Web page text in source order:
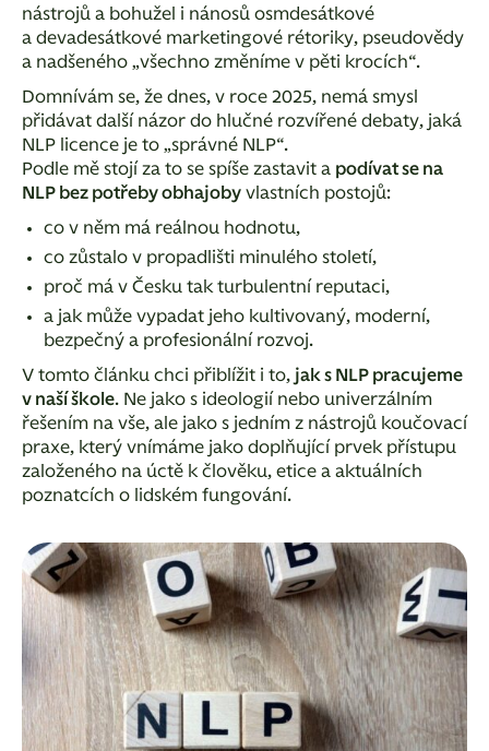
nástrojů a bohužel i nánosů osmdesátkové
a devadesátkové marketingové rétoriky, pseudovědy
a nadšeného „všechno změníme v pěti krocích“.
Domnívám se, že dnes, v roce 2025, nemá smysl
přidávat další názor do hlučné rozvířené debaty, jaká
NLP licence je to „správné NLP“.
Podle mě stojí za to se spíše zastavit a podívat se na
NLP bez potřeby obhajoby vlastních postojů:
co v něm má reálnou hodnotu,
co zůstalo v propadlišti minulého století,
proč má v Česku tak turbulentní reputaci,
a jak může vypadat jeho kultivovaný, moderní,
bezpečný a profesionální rozvoj.
V tomto článku chci přiblížit i to, jak s NLP pracujeme
v naší škole. Ne jako s ideologií nebo univerzálním
řešením na vše, ale jako s jedním z nástrojů koučovací
praxe, který vnímáme jako doplňující prvek přístupu
založeného na úctě k člověku, etice a aktuálních
poznatcích o lidském fungování.